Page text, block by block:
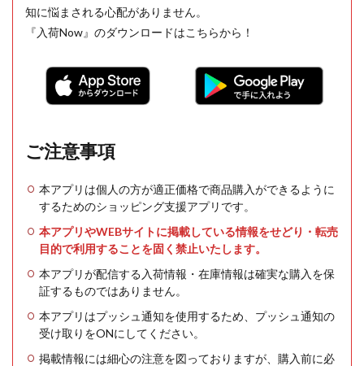
知に悩まされる心配がありません。
『入荷Now』のダウンロードはこちらから！
ご注意事項
本アプリは個人の方が適正価格で商品購入ができるように
するためのショッピング支援アプリです。
本アプリやWEBサイトに掲載している情報をせどり・転売
目的で利用することを固く禁止いたします。
本アプリが配信する入荷情報・在庫情報は確実な購入を保
証するものではありません。
本アプリはプッシュ通知を使用するため、プッシュ通知の
受け取りをONにしてください。
掲載情報には細心の注意を図っておりますが、購入前に必